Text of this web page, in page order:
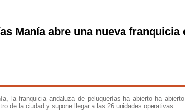
Manía abre una nueva franquicia
la franquicia andaluza de peluquerías ha abierto ha
de la ciudad y supone llegar a las 26 unidades operativas.